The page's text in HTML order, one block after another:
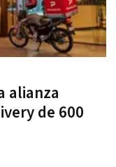
alianza
de 600